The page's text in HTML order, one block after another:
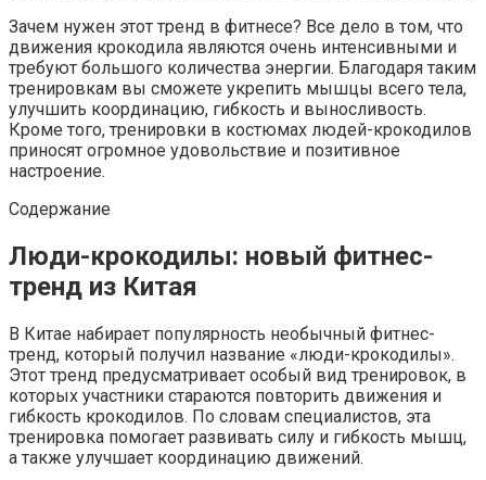
Зачем нужен этот тренд в фитнесе? Все дело в том, что
движения крокодила являются очень интенсивными и
требуют большого количества энергии. Благодаря таким
тренировкам вы сможете укрепить мышцы всего тела,
улучшить координацию, гибкость и выносливость.
Кроме того, тренировки в костюмах людей-крокодилов
приносят огромное удовольствие и позитивное
настроение.
Содержание
Люди-крокодилы: новый фитнес-
тренд из Китая
В Китае набирает популярность необычный фитнес-
тренд, который получил название «люди-крокодилы».
Этот тренд предусматривает особый вид тренировок, в
которых участники стараются повторить движения и
гибкость крокодилов. По словам специалистов, эта
тренировка помогает развивать силу и гибкость мышц,
а также улучшает координацию движений.